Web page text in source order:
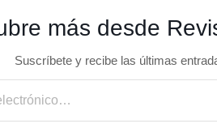
más desde
Suscríbete y recibe las últimas